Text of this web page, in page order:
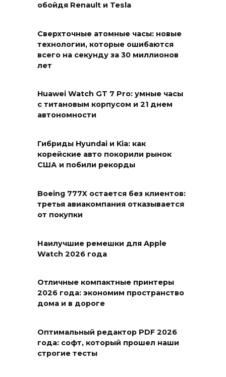
обойдя Renault и Tesla
Сверхточные атомные часы: новые
технологии, которые ошибаются
всего на секунду за 30 миллионов
лет
Huawei Watch GT 7 Pro: умные часы
с титановым корпусом и 21 днем
автономности
Гибриды Hyundai и Kia: как
корейские авто покорили рынок
США и побили рекорды
Boeing 777X остается без клиентов:
третья авиакомпания отказывается
от покупки
Наилучшие ремешки для Apple
Watch 2026 года
Отличные компактные принтеры
2026 года: экономим пространство
дома и в дороге
Оптимальный редактор PDF 2026
года: софт, который прошел наши
строгие тесты